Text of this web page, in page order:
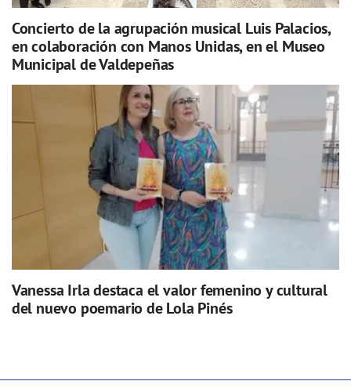
Concierto de la agrupación musical Luis Palacios,
en colaboración con Manos Unidas, en el Museo
Municipal de Valdepeñas
Vanessa Irla destaca el valor femenino y cultural
del nuevo poemario de Lola Pinés